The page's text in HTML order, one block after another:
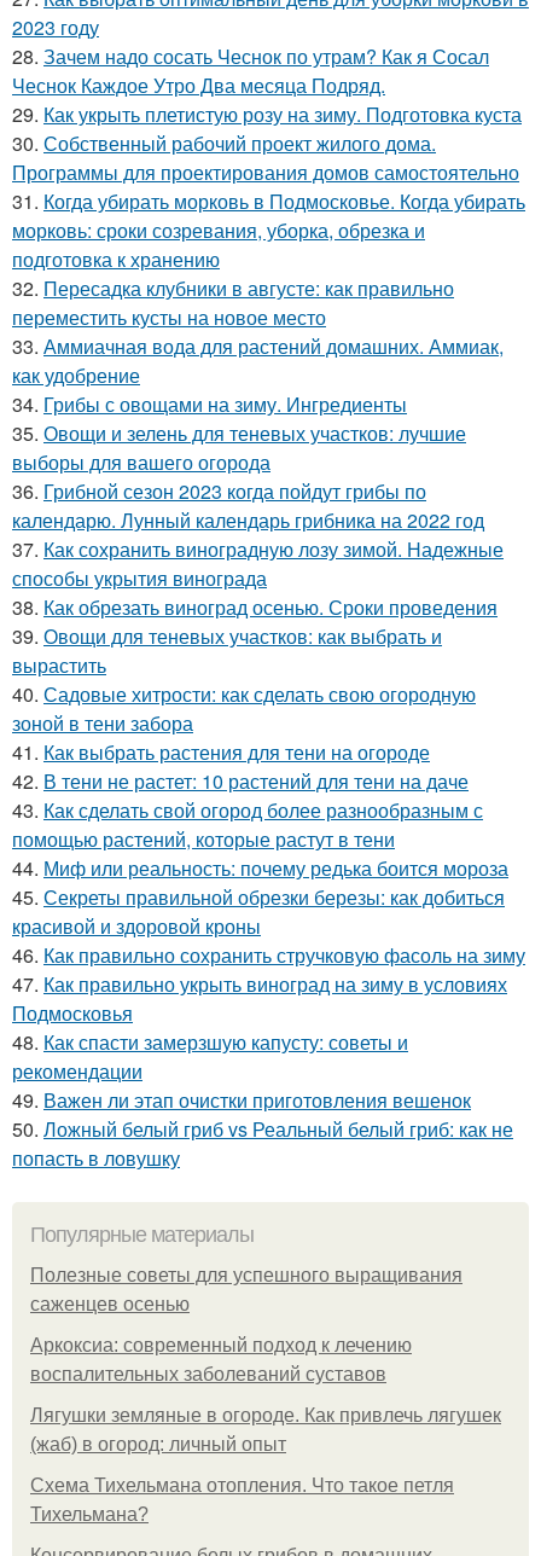
2023 году
28. Зачем надо сосать Чеснок по утрам? Как я Сосал
Чеснок Каждое Утро Два месяца Подряд.
29. Как укрыть плетистую розу на зиму. Подготовка куста
30. Собственный рабочий проект жилого дома.
Программы для проектирования домов самостоятельно
31. Когда убирать морковь в Подмосковье. Когда убирать
морковь: сроки созревания, уборка, обрезка и
подготовка к хранению
32. Пересадка клубники в августе: как правильно
переместить кусты на новое место
33. Аммиачная вода для растений домашних. Аммиак,
как удобрение
34. Грибы с овощами на зиму. Ингредиенты
35. Овощи и зелень для теневых участков: лучшие
выборы для вашего огорода
36. Грибной сезон 2023 когда пойдут грибы по
календарю. Лунный календарь грибника на 2022 год
37. Как сохранить виноградную лозу зимой. Надежные
способы укрытия винограда
38. Как обрезать виноград осенью. Сроки проведения
39. Овощи для теневых участков: как выбрать и
вырастить
40. Садовые хитрости: как сделать свою огородную
зоной в тени забора
41. Как выбрать растения для тени на огороде
42. В тени не растет: 10 растений для тени на даче
43. Как сделать свой огород более разнообразным с
помощью растений, которые растут в тени
44. Миф или реальность: почему редька боится мороза
45. Секреты правильной обрезки березы: как добиться
красивой и здоровой кроны
46. Как правильно сохранить стручковую фасоль на зиму
47. Как правильно укрыть виноград на зиму в условиях
Подмосковья
48. Как спасти замерзшую капусту: советы и
рекомендации
49. Важен ли этап очистки приготовления вешенок
50. Ложный белый гриб vs Реальный белый гриб: как не
попасть в ловушку
Популярные материалы
Полезные советы для успешного выращивания
саженцев осенью
Аркоксиа: современный подход к лечению
воспалительных заболеваний суставов
Лягушки земляные в огороде. Как привлечь лягушек
(жаб) в огород: личный опыт
Схема Тихельмана отопления. Что такое петля
Тихельмана?